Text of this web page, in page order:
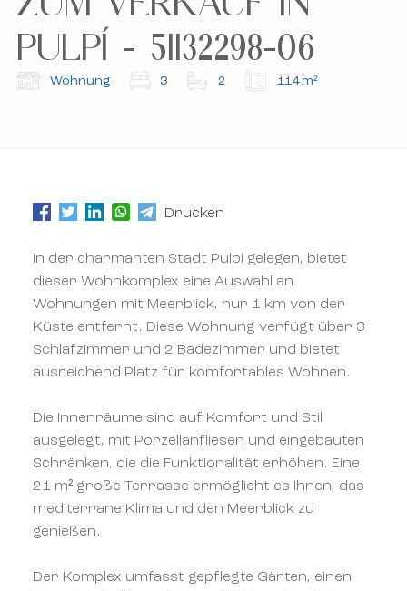
Datenschutzrichtlinie und die Allgemeinen
Geschäftsbedingungen.
Abonnieren Sie unseren Newsletter.
Datenschutzrichtlinie und die Allgemeinen
Geschäftsbedingungen.
Abonnieren Sie unseren Newsletter.
PULPÍ - 51132298-06
Wohnung 3 2 114 m²
Drucken
In der charmanten Stadt Pulpí gelegen, bietet
dieser Wohnkomplex eine Auswahl an
Wohnungen mit Meerblick, nur 1 km von der
Küste entfernt. Diese Wohnung verfügt über 3
Schlafzimmer und 2 Badezimmer und bietet
ausreichend Platz für komfortables Wohnen.
Die Innenräume sind auf Komfort und Stil
ausgelegt, mit Porzellanfliesen und eingebauten
Schränken, die die Funktionalität erhöhen. Eine
21 m² große Terrasse ermöglicht es Ihnen, das
mediterrane Klima und den Meerblick zu
genießen.
Der Komplex umfasst gepflegte Gärten, einen